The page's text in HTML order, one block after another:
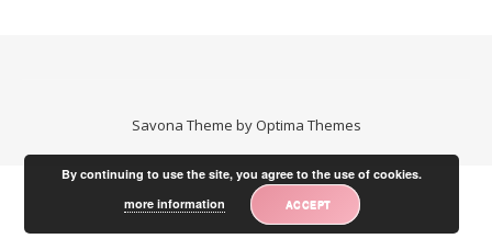
Savona Theme by Optima Themes
By continuing to use the site, you agree to the use of cookies.
more information
ACCEPT